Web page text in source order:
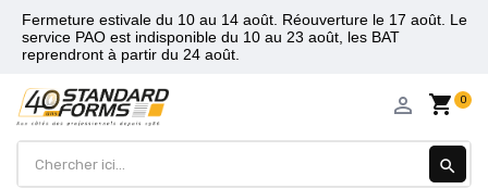
Fermeture estivale du 10 au 14 août. Réouverture le 17 août. Le
service PAO est indisponible du 10 au 23 août, les BAT
reprendront à partir du 24 août.
shopping_cart 0
person_outline
search